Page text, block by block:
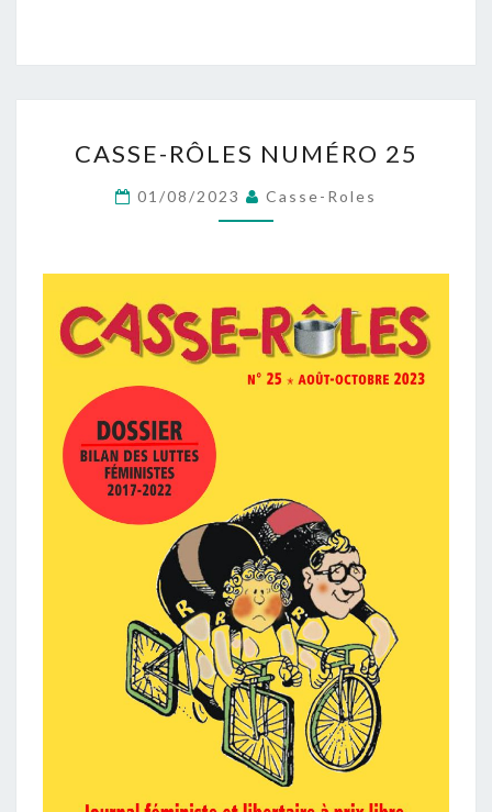
RÔLES
NUMÉRO
25
CASSE-RÔLES NUMÉRO 25
01/08/2023 Casse-Roles